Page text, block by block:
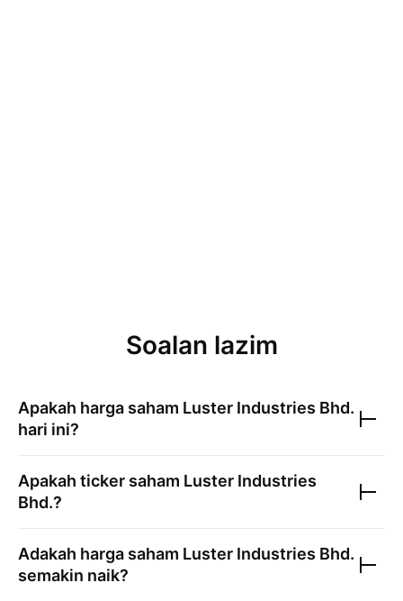
Soalan lazim
Apakah harga saham Luster Industries Bhd.
hari ini?
Apakah ticker saham Luster Industries
Bhd.?
Adakah harga saham Luster Industries Bhd.
semakin naik?